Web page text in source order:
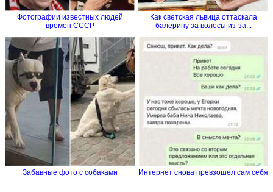
Фотографии известных людей
времён СССР
Как светская львица оттаскала
балерину за волосы из-за...
Забавные фото с собаками Интернет снова превзошел сам себя